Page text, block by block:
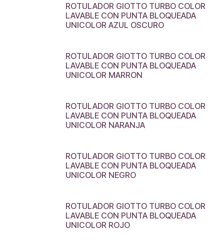
ROTULADOR GIOTTO TURBO COLOR
LAVABLE CON PUNTA BLOQUEADA
UNICOLOR AZUL OSCURO
ROTULADOR GIOTTO TURBO COLOR
LAVABLE CON PUNTA BLOQUEADA
UNICOLOR MARRON
ROTULADOR GIOTTO TURBO COLOR
LAVABLE CON PUNTA BLOQUEADA
UNICOLOR NARANJA
ROTULADOR GIOTTO TURBO COLOR
LAVABLE CON PUNTA BLOQUEADA
UNICOLOR NEGRO
ROTULADOR GIOTTO TURBO COLOR
LAVABLE CON PUNTA BLOQUEADA
UNICOLOR ROJO